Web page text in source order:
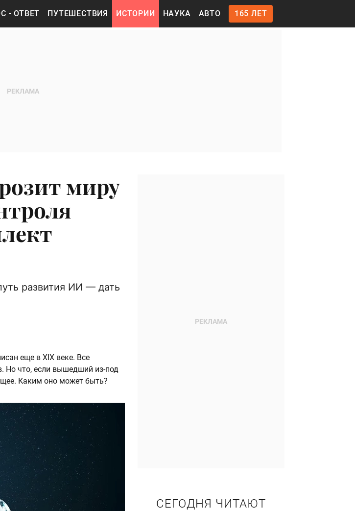
- ОТВЕТ ПУТЕШЕСТВИЯ ИСТОРИИ НАУКА АВТО 165 ЛЕТ
миру
развития ИИ — дать
еще в XIX веке. Все
Но что, если вышедший из-под
Каким оно может быть?
СЕГОДНЯ ЧИТАЮТ